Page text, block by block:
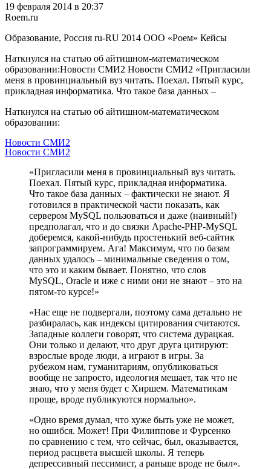
19 февраля 2014 в 20:37
Roem.ru
Образование, Россия ru-RU 2014 ООО «Роем» Кейсы
Наткнулся на статью об айтишном-математическом
образовании:Новости СМИ2 Новости СМИ2 «Пригласили
меня в провинциальный вуз читать. Поехал. Пятый курс,
прикладная информатика. Что такое база данных –
Наткнулся на статью об айтишном-математическом
образовании:
Новости СМИ2
Новости СМИ2
«Пригласили меня в провинциальный вуз читать.
Поехал. Пятый курс, прикладная информатика.
Что такое база данных – фактически не знают. Я
готовился в практической части показать, как
сервером MySQL пользоваться и даже (наивный!)
предполагал, что и до связки Apache-PHP-MySQL
доберемся, какой-нибудь простенький веб-сайтик
запрограммируем. Ага! Максимум, что по базам
данных удалось – минимальные сведения о том,
что это и каким бывает. Понятно, что слов
MySQL, Oracle и иже с ними они не знают – это на
пятом-то курсе!»
«Нас еще не подвергали, поэтому сама детально не
разбиралась, как индексы цитирования считаются.
Западные коллеги говорят, что система дурацкая.
Они только и делают, что друг друга цитируют:
взрослые вроде люди, а играют в игры. За
рубежом нам, гуманитариям, опубликоваться
вообще не запросто, идеология мешает, так что не
знаю, что у меня будет с Хиршем. Математикам
проще, вроде публикуются нормально».
«Одно время думал, что хуже быть уже не может,
но ошибся. Может! При Филиппове и Фурсенко
по сравнению с тем, что сейчас, был, оказывается,
период расцвета высшей школы. Я теперь
депрессивный пессимист, а раньше вроде не был».